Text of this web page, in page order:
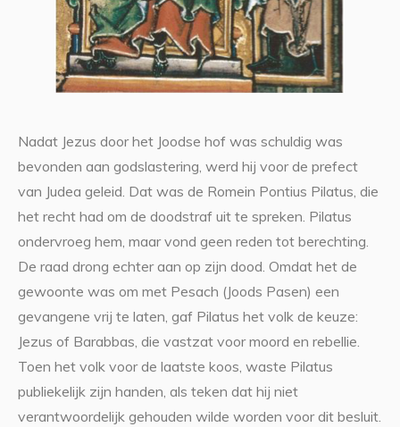
Nadat Jezus door het Joodse hof was schuldig was
bevonden aan godslastering, werd hij voor de prefect
van Judea geleid. Dat was de Romein Pontius Pilatus, die
het recht had om de doodstraf uit te spreken. Pilatus
ondervroeg hem, maar vond geen reden tot berechting.
De raad drong echter aan op zijn dood. Omdat het de
gewoonte was om met Pesach (Joods Pasen) een
gevangene vrij te laten, gaf Pilatus het volk de keuze:
Jezus of Barabbas, die vastzat voor moord en rebellie.
Toen het volk voor de laatste koos, waste Pilatus
publiekelijk zijn handen, als teken dat hij niet
verantwoordelijk gehouden wilde worden voor dit besluit.